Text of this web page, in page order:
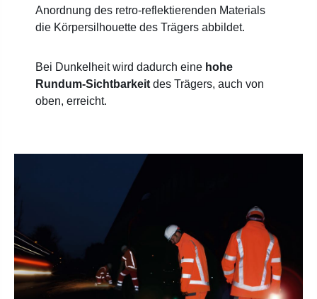
Anordnung des retro-reflektierenden Materials
die Körpersilhouette des Trägers abbildet.
Bei Dunkelheit wird dadurch eine hohe
Rundum-Sichtbarkeit des Trägers, auch von
oben, erreicht.